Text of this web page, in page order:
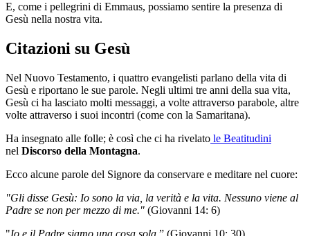
E, come i pellegrini di Emmaus, possiamo sentire la presenza di
Gesù nella nostra vita.
Citazioni su Gesù
Nel Nuovo Testamento, i quattro evangelisti parlano della vita di
Gesù e riportano le sue parole. Negli ultimi tre anni della sua vita,
Gesù ci ha lasciato molti messaggi, a volte attraverso parabole, altre
volte attraverso i suoi incontri (come con la Samaritana).
Ha insegnato alle folle; è così che ci ha rivelato le Beatitudini
nel Discorso della Montagna.
Ecco alcune parole del Signore da conservare e meditare nel cuore:
"Gli disse Gesù: Io sono la via, la verità e la vita. Nessuno viene al
Padre se non per mezzo di me." (Giovanni 14: 6)